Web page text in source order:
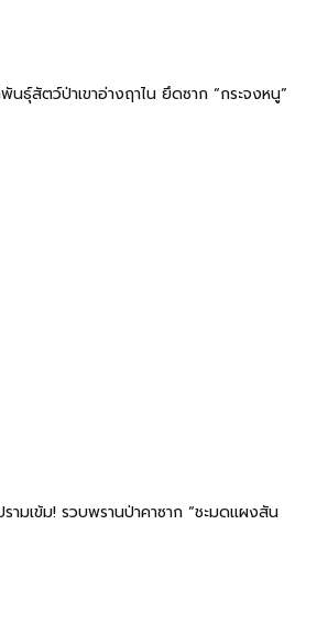
นธุ์สัตว์ป่าเขาอ่างฤาไน ยึดซาก “กระจงหนู”
รามเข้ม! รวบพรานป่าคาซาก “ชะมดแผงสัน